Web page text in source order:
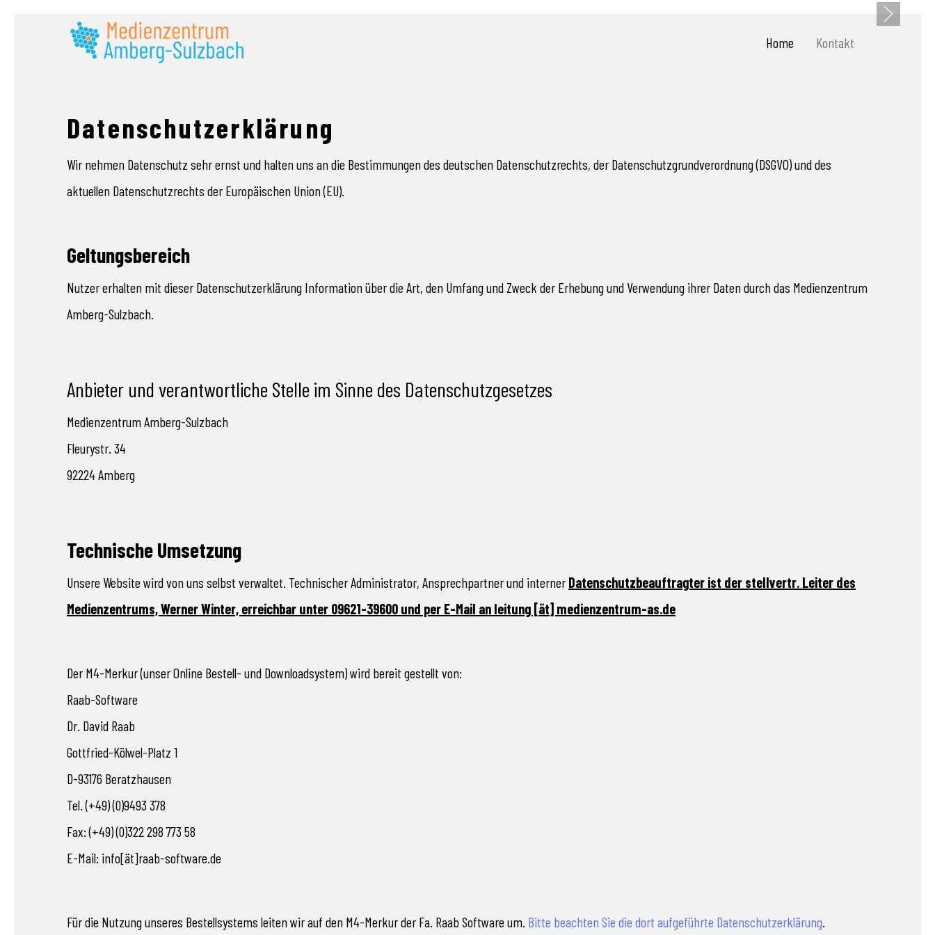
Home Kontakt
Datenschutzerklärung
Wir nehmen Datenschutz sehr ernst und halten uns an die Bestimmungen des deutschen Datenschutzrechts, der Datenschutzgrundverordnung (DSGVO) und des
aktuellen Datenschutzrechts der Europäischen Union (EU).
Geltungsbereich
Nutzer erhalten mit dieser Datenschutzerklärung Information über die Art, den Umfang und Zweck der Erhebung und Verwendung ihrer Daten durch das Medienzentrum
Amberg-Sulzbach.
Anbieter und verantwortliche Stelle im Sinne des Datenschutzgesetzes
Medienzentrum Amberg-Sulzbach
Fleurystr. 34
92224Amberg
Technische Umsetzung
Unsere Website wird von uns selbst verwaltet. Technischer Administrator, Ansprechpartner und interner Datenschutzbeauftragter ist der stellvertr. Leiter des
Medienzentrums, Werner Winter, erreichbar unter 09621-39600 und per E-Mail an leitung [ät] medienzentrum-as.de
Der M4-Merkur (unser Online Bestell- und Downloadsystem) wird bereit gestellt von:
Raab-Software
Dr. David Raab
Gottfried-Kölwel-Platz 1
D-93176 Beratzhausen
Tel. (+49) (0)9493 378
Fax: (+49) (0)322 298 773 58
E-Mail: info[ät]raab-software.de
Für die Nutzung unseres Bestellsystems leiten wir auf den M4-Merkur der Fa. Raab Software um. Bitte beachten Sie die dort aufgeführte Datenschutzerklärung.